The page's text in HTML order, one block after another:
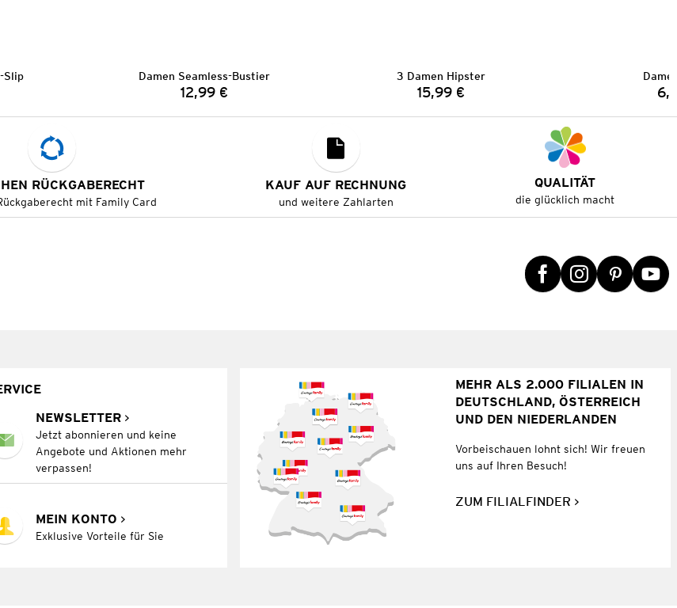
Slip Damen Seamless-Bustier
Preis:
12,99 €
3 Damen Hipster
Preis:
15,99 €
RÜCKGABERECHT
mit Family Card
KAUF AUF RECHNUNG
und weitere Zahlarten
QUALITÄT
die glücklich macht
NEWSLETTER
Jetzt abonnieren und keine
Angebote und Aktionen mehr
verpassen!
MEIN KONTO
Exklusive Vorteile für Sie
MEHR ALS 2.000 FILIALEN IN
DEUTSCHLAND, ÖSTERREICH
UND DEN NIEDERLANDEN
Vorbeischauen lohnt sich! Wir freuen
uns auf Ihren Besuch!
ZUM FILIALFINDER